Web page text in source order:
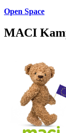
Open Space
MACI